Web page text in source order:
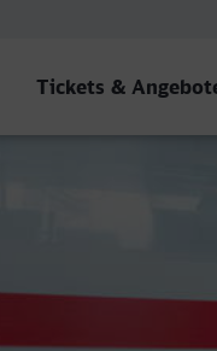
Tickets &